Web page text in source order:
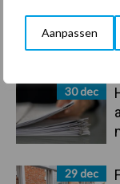
Aanpassen
Primaire
Recent
30 dec
29 dec